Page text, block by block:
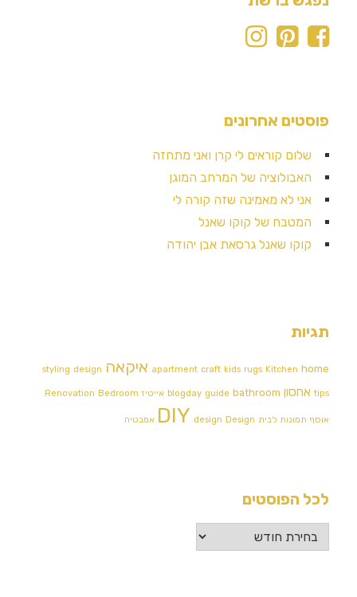
פוסטים אחרונים
שלום קוראים לי קרן ואני מתחזה
האבולוציה של המרחב המוגן
אני לא מאמינה שזה קורה לי
המטבח של קוקו שאנל
קוקו שאנל גרסאת אבן יהודה
תגיות
apartment craft kids rugs Kitchen home איקאה styling design
tips אחסון blogday guide bathroom אייטיז Renovation Bedroom
אוסף תמונות לבית DIY design Design אמבטיה
לכל הפוסטים
לכל
הפוסטים